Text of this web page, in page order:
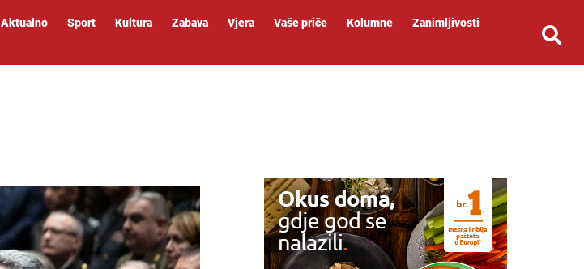
Aktualno Sport Kultura Zabava Vjera Vaše priče Kolumne
Zanimljivosti